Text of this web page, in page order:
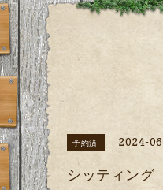
予約済 2024-
シッティング